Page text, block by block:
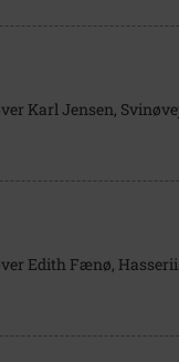
Karl Jensen,
Edith Fænø,